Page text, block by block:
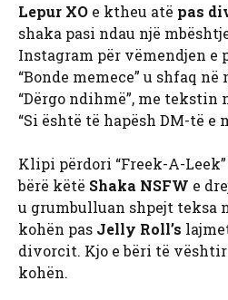
Lepur XO e ktheu atë pas
shaka pasi ndau një
Instagram për vëmendjen e
“Bonde memece” u shfaq
“Dërgo ndihmë”, me tekstin
“Si është të hapësh DM-të e
Klipi përdori “Freek-A-
bërë këtë Shaka NSFW e
u grumbulluan shpejt teksa
kohën pas Jelly Roll’s
divorcit. Kjo e bëri të
kohën.